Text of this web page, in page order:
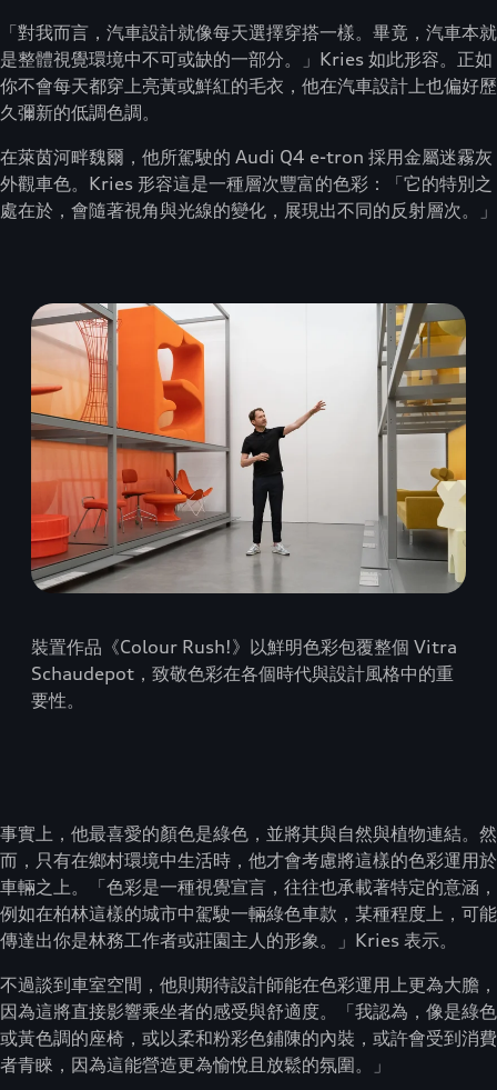
「對我而言，汽車設計就像每天選擇穿搭一樣。畢竟，汽車本就
是整體視覺環境中不可或缺的一部分。」Kries 如此形容。正如
你不會每天都穿上亮黃或鮮紅的毛衣，他在汽車設計上也偏好歷
久彌新的低調色調。
在萊茵河畔魏爾，他所駕駛的 Audi Q4 e-tron 採用金屬迷霧灰
外觀車色。Kries 形容這是一種層次豐富的色彩：「它的特別之
處在於，會隨著視角與光線的變化，展現出不同的反射層次。」
裝置作品《Colour Rush!》以鮮明色彩包覆整個 Vitra
Schaudepot，致敬色彩在各個時代與設計風格中的重
要性。
事實上，他最喜愛的顏色是綠色，並將其與自然與植物連結。然
而，只有在鄉村環境中生活時，他才會考慮將這樣的色彩運用於
車輛之上。「色彩是一種視覺宣言，往往也承載著特定的意涵，
例如在柏林這樣的城市中駕駛一輛綠色車款，某種程度上，可能
傳達出你是林務工作者或莊園主人的形象。」Kries 表示。
不過談到車室空間，他則期待設計師能在色彩運用上更為大膽，
因為這將直接影響乘坐者的感受與舒適度。「我認為，像是綠色
或黃色調的座椅，或以柔和粉彩色鋪陳的內裝，或許會受到消費
者青睞，因為這能營造更為愉悅且放鬆的氛圍。」